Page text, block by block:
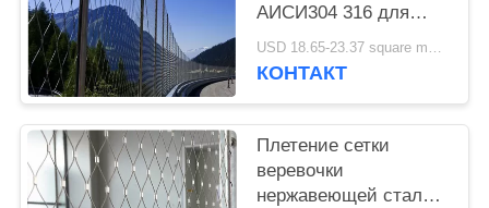
АИСИ304 316 для
строя фасада и анти-
сетки падения
USD 18.65-23.37 square meters MOQ:10 квадратных метров
КОНТАКТ
Плетение сетки
веревочки
нержавеющей стали